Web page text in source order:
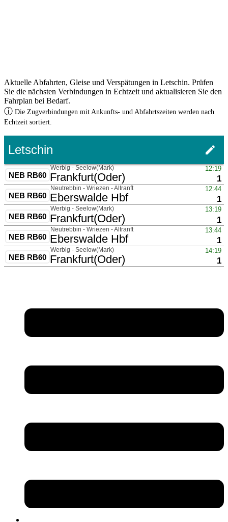
Aktuelle Abfahrten, Gleise und Verspätungen in Letschin. Prüfen
Sie die nächsten Verbindungen in Echtzeit und aktualisieren Sie den
Fahrplan bei Bedarf.
ⓘ Die Zugverbindungen mit Ankunfts- und Abfahrtszeiten werden nach
Echtzeit sortiert.